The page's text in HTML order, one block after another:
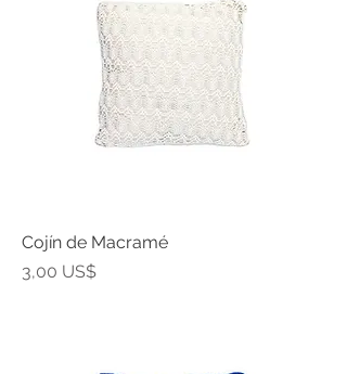
Cojín de Macramé
Precio
3,00 US$